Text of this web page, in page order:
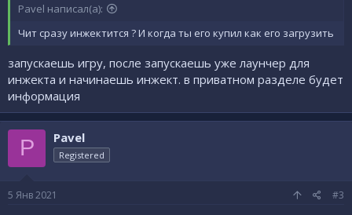
Pavel написал(а):
Чит сразу инжектится ? И когда ты его купил как его загрузить
запускаешь игру, после запускаешь уже лаунчер для
инжекта и начинаешь инжект. в приватном разделе будет
информация
P Pavel
Registered
5 Янв 2021 #3